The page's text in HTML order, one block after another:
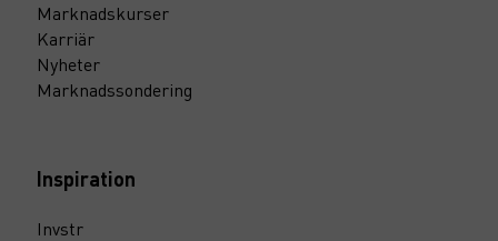
Marknadskurser
Karriär
Nyheter
Marknadssondering
Inspiration
Invstr